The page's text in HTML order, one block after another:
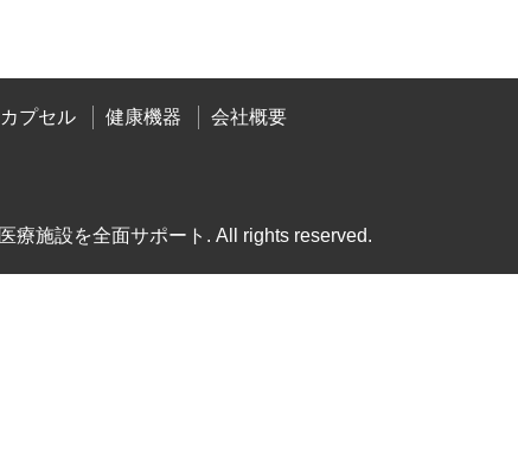
プセル 健康機器
会社概要
療施設を全面サポート. All rights reserved.